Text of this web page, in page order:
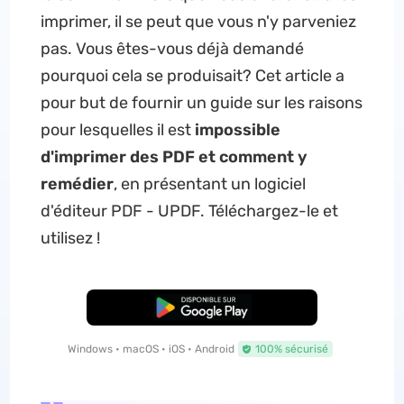
imprimer, il se peut que vous n'y parveniez
pas. Vous êtes-vous déjà demandé
pourquoi cela se produisait? Cet article a
pour but de fournir un guide sur les raisons
pour lesquelles il est impossible
d'imprimer des PDF et comment y
remédier, en présentant un logiciel
d'éditeur PDF - UPDF. Téléchargez-le et
utilisez !
TÉLÉCHARGER
Windows • macOS • iOS • Android 100% sécurisé